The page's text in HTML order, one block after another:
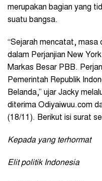
merupakan bagian yang
suatu bangsa.
“Sejarah mencatat, masa
dalam Perjanjian New
Markas Besar PBB.
Pemerintah Republik
Belanda,” ujar Jacky
diterima Odiyaiwuu.com
(18/11). Berikut isi surat
Kepada yang terhormat
Elit politik Indonesia